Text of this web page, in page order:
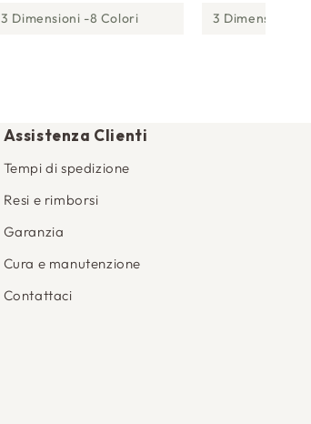
3 Dimensioni 8 Colori 3 Dimensioni
Assistenza Clienti
Tempi di spedizione
Resi e rimborsi
Garanzia
Cura e manutenzione
Contattaci